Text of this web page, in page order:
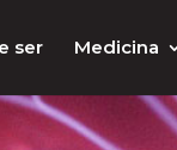
ser Medicina